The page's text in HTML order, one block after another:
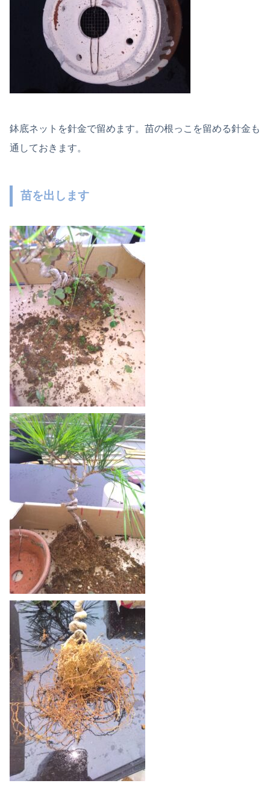
鉢底ネットを針金で留めます。苗の根っこを留める針金も
通しておきます。
苗を出します